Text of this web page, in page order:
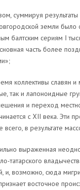
суммируя
земли было
балтским сериям I
часть более
коллективы славян
так и лапоноидные
и переход
с XII века. Эти
всего, в результате
выраженная
татарского
и, возможно, сюда
восточное